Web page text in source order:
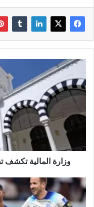
وزارة المالية تكشف